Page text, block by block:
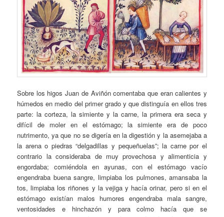
Sobre los higos Juan de Aviñón comentaba que eran calientes y
húmedos en medio del primer grado y que distinguía en ellos tres
parte: la corteza, la simiente y la carne, la primera era seca y
difícil de moler en el estómago; la simiente era de poco
nutrimento, ya que no se digería en la digestión y la asemejaba a
la arena o piedras “delgadillas y pequeñuelas”; la carne por el
contrario la consideraba de muy provechosa y alimenticia y
engordaba; comiéndola en ayunas, con el estómago vacío
engendraba buena sangre, limpiaba los pulmones, amansaba la
tos, limpiaba los riñones y la vejiga y hacía orinar, pero si en el
estómago existían malos humores engendraba mala sangre,
ventosidades e hinchazón y para colmo hacía que se